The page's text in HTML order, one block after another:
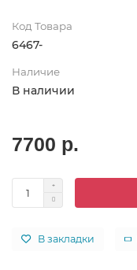
Код Товара
6467-
Наличие
В наличии
7700 р.
В закладки